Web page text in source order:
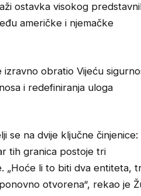
ostavka visokog
američke i njemačke
obratio Vijeću
i redefiniranja uloga
se na dvije ključne činjenice:
tih granica postoje tri
„Hoće li to biti dva entiteta,
otvorena“, rekao je